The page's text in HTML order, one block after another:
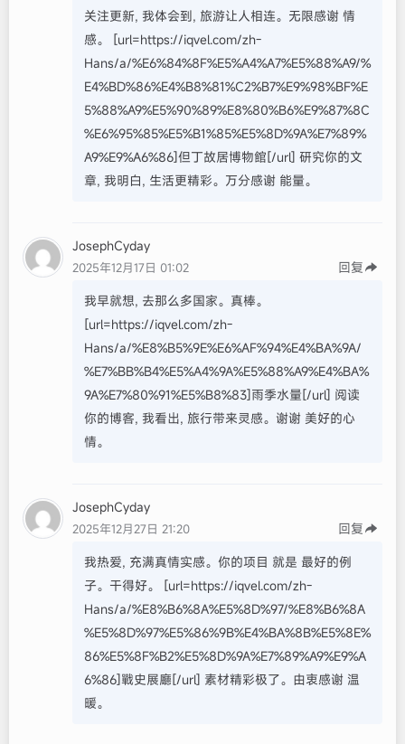
关注更新, 我体会到, 旅游让人相连。无限感谢 情
感。 [url=https://iqvel.com/zh-
Hans/a/%E6%84%8F%E5%A4%A7%E5%88%A9/%
E4%BD%86%E4%B8%81%C2%B7%E9%98%BF%E
5%88%A9%E5%90%89%E8%80%B6%E9%87%8C
%E6%95%85%E5%B1%85%E5%8D%9A%E7%89%
A9%E9%A6%86]但丁故居博物館[/url] 研究你的文
章, 我明白, 生活更精彩。万分感谢 能量。
JosephCyday
2025年12月17日 01:02
回复
我早就想, 去那么多国家。真棒。
[url=https://iqvel.com/zh-
Hans/a/%E8%B5%9E%E6%AF%94%E4%BA%9A/
%E7%BB%B4%E5%A4%9A%E5%88%A9%E4%BA%
9A%E7%80%91%E5%B8%83]雨季水量[/url] 阅读
你的博客, 我看出, 旅行带来灵感。谢谢 美好的心
情。
JosephCyday
2025年12月27日 21:20
回复
我热爱, 充满真情实感。你的项目 就是 最好的例
子。干得好。 [url=https://iqvel.com/zh-
Hans/a/%E8%B6%8A%E5%8D%97/%E8%B6%8A
%E5%8D%97%E5%86%9B%E4%BA%8B%E5%8E%
86%E5%8F%B2%E5%8D%9A%E7%89%A9%E9%A
6%86]戰史展廳[/url] 素材精彩极了。由衷感谢 温
暖。